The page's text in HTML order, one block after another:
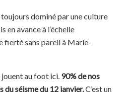
dominé par une culture
en avance à l’échelle
fierté sans pareil à Marie-
au foot ici. 90% de nos
du séisme du 12 janvier.C’est un